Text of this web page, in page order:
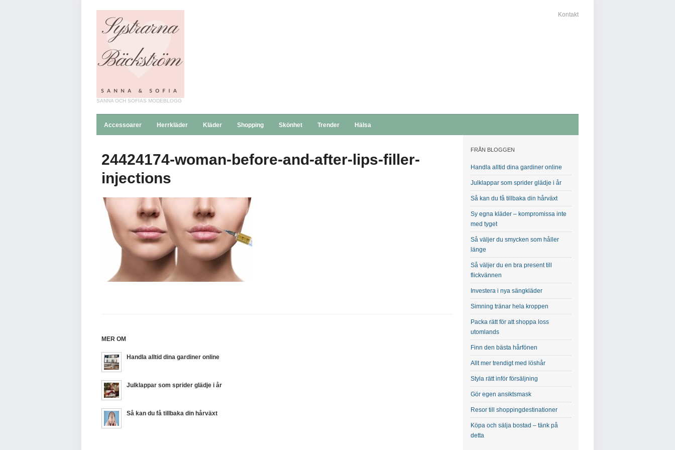
SANNA OCH SOFIAS MODEBLOGG
Kontakt
Accessoarer Herrkläder Kläder Shopping Skönhet Trender Hälsa
24424174-woman-before-and-after-lips-filler-
injections
MER OM
Handla alltid dina gardiner online
Julklappar som sprider glädje i år
Så kan du få tillbaka din hårväxt
FRÅN BLOGGEN
Handla alltid dina gardiner online
Julklappar som sprider glädje i år
Så kan du få tillbaka din hårväxt
Sy egna kläder – kompromissa inte
med tyget
Så väljer du smycken som håller
länge
Så väljer du en bra present till
flickvännen
Investera i nya sängkläder
Simning tränar hela kroppen
Packa rätt för att shoppa loss
utomlands
Finn den bästa hårfönen
Allt mer trendigt med löshår
Styla rätt inför försäljning
Gör egen ansiktsmask
Resor till shoppingdestinationer
Köpa och sälja bostad – tänk på
detta